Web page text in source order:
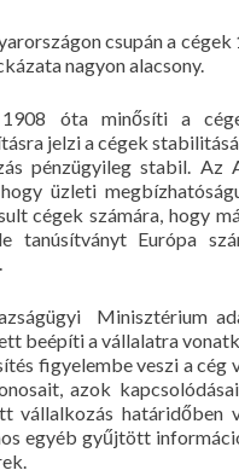
csupán a cégek
nagyon alacsony.
1908 óta minősíti a
jelzi a cégek
pénzügyileg stabil. Az
üzleti
cégek számára, hogy
tanúsítványt Európa
Minisztérium
beépíti a vállalatra
figyelembe veszi a cég
azok
vállalkozás határidőben
egyéb gyűjtött